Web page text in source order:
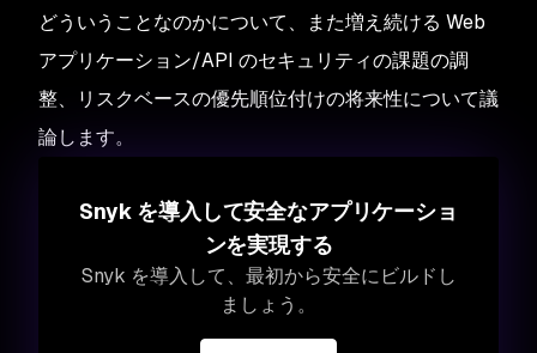
どういうことなのかについて、また増え続ける Web
アプリケーション/API のセキュリティの課題の調
整、リスクベースの優先順位付けの将来性について議
論します。
Snyk を導入して安全なアプリケーショ
ンを実現する
Snyk を導入して、最初から安全にビルドし
ましょう。